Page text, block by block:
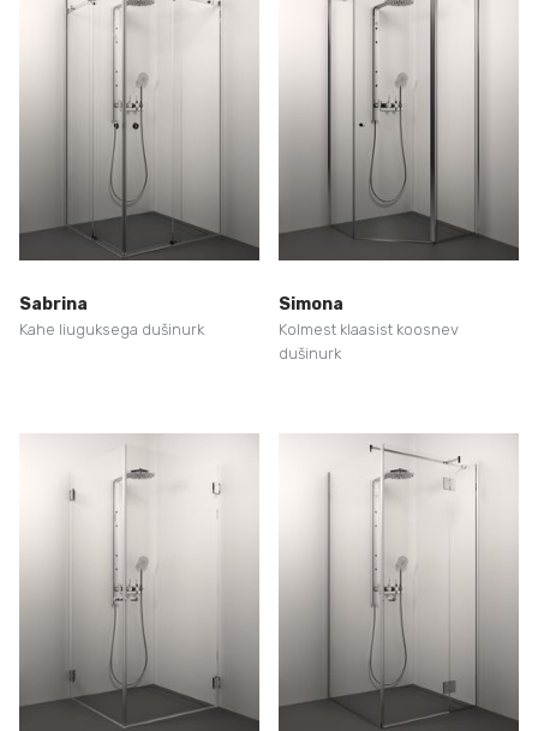
Sabrina
Kahe liuguksega dušinurk
Simona
Kolmest klaasist koosnev
dušinurk